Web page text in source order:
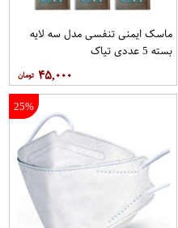
ماسک ایمنی تنفسی مدل سه لایه
بسته 5 عددی تیاک
۴۵,۰۰۰
25%